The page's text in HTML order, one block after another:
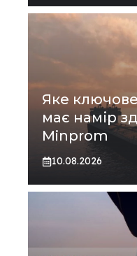
Яке
має намір
Minprom
10.08.2026